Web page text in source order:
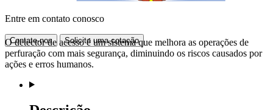
Entre em contato conosco
Contate-nos Solicite uma cotação
O detector de acesso é um sistema que melhora as operações de
perfuração com mais segurança, diminuindo os riscos causados por
ações e erros humanos.